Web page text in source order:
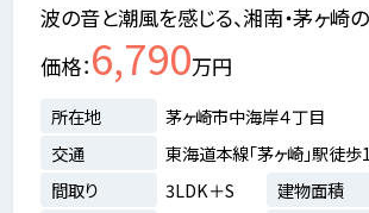
波の音と潮風を感じる、湘南・茅ヶ崎
価格 6,790万円
所在地
茅ヶ崎市中海岸４丁目
交通
東海道本線「茅ヶ崎」駅徒
間取り
3LDK＋S 建物面積